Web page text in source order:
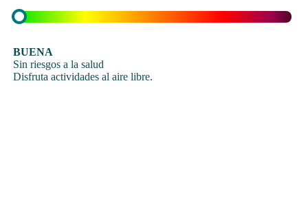
BUENA
Sin riesgos a la salud
Disfruta actividades al aire libre.